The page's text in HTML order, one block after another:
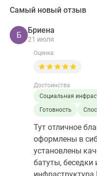
Самый новый отзыв
Б
Бриена
21 июля
Оценка:
Достоинства
Социальная
Готовность
Тут отличное
оформлены в
установлены
батуты, беседки